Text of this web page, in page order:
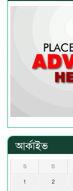
আর্কাইভ
S S
1 2